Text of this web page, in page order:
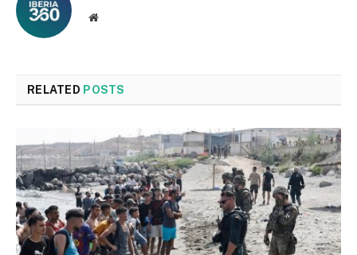
Website
RELATED POSTS